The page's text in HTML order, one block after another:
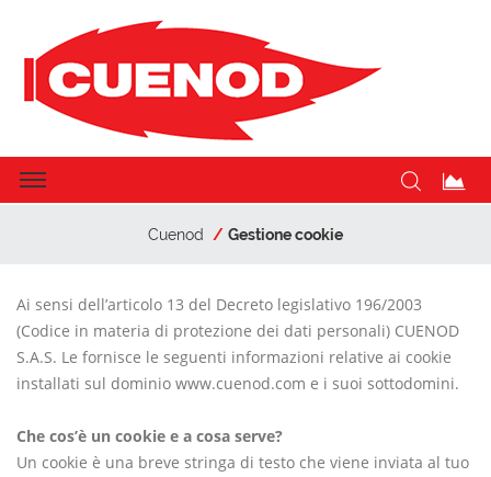
Cuenod Gestione cookie
Ai sensi dell’articolo 13 del Decreto legislativo 196/2003
(Codice in materia di protezione dei dati personali) CUENOD
S.A.S. Le fornisce le seguenti informazioni relative ai cookie
installati sul dominio www.cuenod.com e i suoi sottodomini.
Che cos’è un cookie e a cosa serve?
Un cookie è una breve stringa di testo che viene inviata al tuo